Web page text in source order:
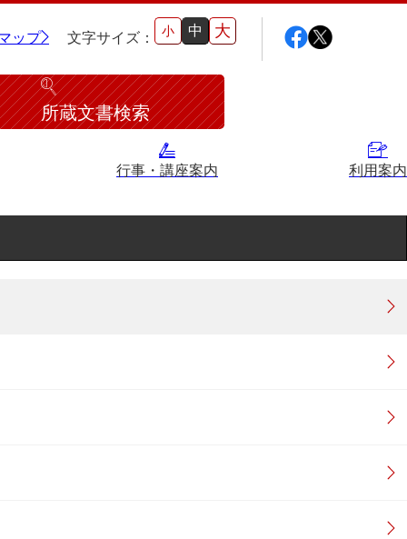
ップ 文字サイズ： 小 中 大
所蔵文書検索
行事・講座案内 利用案内